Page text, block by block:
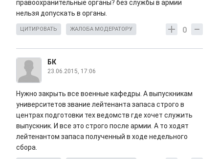
правоохранительные органы? без службы в армии
нельзя допускать в органы.
0
ЦИТИРОВАТЬ ЖАЛОБА МОДЕРАТОРУ
БК
23.06.2015, 17:06
Нужно закрыть все военные кафедры. А выпускникам
университетов звание лейтенанта запаса строго в
центрах подготовки тех ведомств где хочет служить
выпускник. И все это строго после армии. А то ходят
лейтенантом запаса полученный в ходе недельного
сбора.